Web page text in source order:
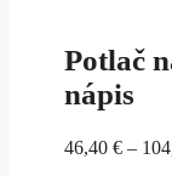
Potlač
nápis
46,40 € –